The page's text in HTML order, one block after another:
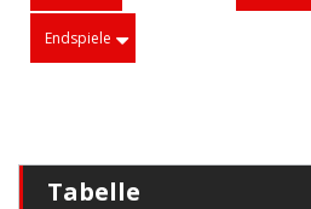
Endspiele
Tabelle